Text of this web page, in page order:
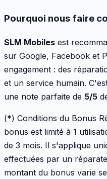
Pourquoi nous faire
SLM Mobiles est
sur Google, Facebook et
engagement : des
et un service humain.
une note parfaite de 5/5
(*) Conditions du Bonus
bonus est limité à 1
de 3 mois. Il s'applique
effectuées par un
montant du bonus varie